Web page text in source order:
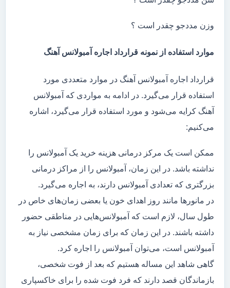
وزن مددجو چقدر است ؟
موارد استفاده از نمونه قرارداد اجاره آمبولانس آهنگ
قرارداد اجاره آمبولانس آهنگ در موارد متعددی مورد
استفاده قرار می‌گیرد. در ادامه به مواردی که آمبولانس
آهنگ کرایه می‌شود و مورد استفاده قرار می‌گیرد، اشاره
می‌کنیم:
ممکن است یک مرکز درمانی هزینه خرید یک آمبولانس را
نداشته باشد. در این زمان، آمبولانس را از مراکز درمانی
بزرگتری که تعدادی آمبولانس دارند، به اجاره می‌گیرد.
در مانور‌ها مانند روز اهدای خون یا بعضی زمان‌های خاص در
طول سال، لازم است که آمبولانس‌هایی در مناطقی حضور
داشته باشند. در این زمان که برای زمان مشخصی نیاز به
آمبولانس است، می‌توان آمبولانس را اجاره کرد.
گاهی شاهد این مساله هستیم که بعد از فوت شخصی،
بازماندگان قصد دارند که فرد فوت شده را برای خاکسپاری